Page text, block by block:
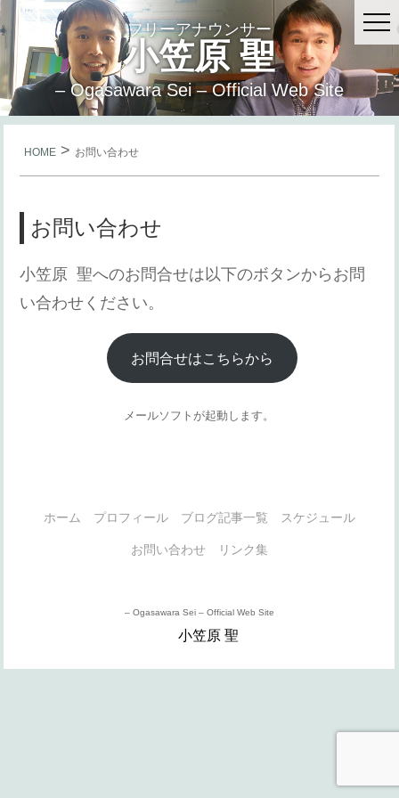
フリーアナウンサー
小笠原 聖
– Ogasawara Sei – Official Web Site
HOME > お問い合わせ
お問い合わせ
小笠原 聖へのお問合せは以下のボタンからお問
い合わせください。
お問合せはこちらから
メールソフトが起動します。
ホーム プロフィール ブログ記事一覧 スケジュール
お問い合わせ リンク集
– Ogasawara Sei – Official Web Site
小笠原 聖